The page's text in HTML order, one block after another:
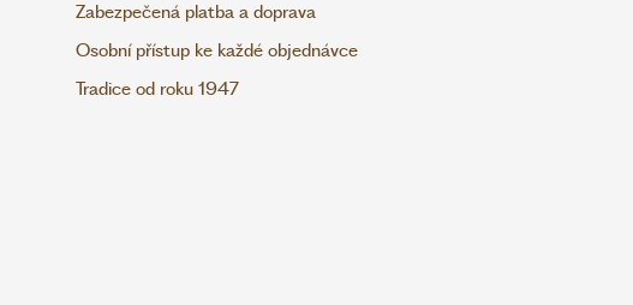
Zabezpečená platba a doprava
Osobní přístup ke každé objednávce
Tradice od roku 1947